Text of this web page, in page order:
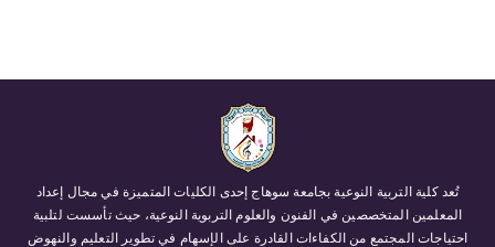
تُعد كلية التربية النوعية بجامعة سوهاج إحدى الكليات المتميزة في مجال إعداد
المعلمين المتخصصين في الفنون والعلوم التربوية النوعية، حيث تأسست لتلبية
احتياجات المجتمع من الكفاءات القادرة على الإسهام في تطوير التعليم والنهوض